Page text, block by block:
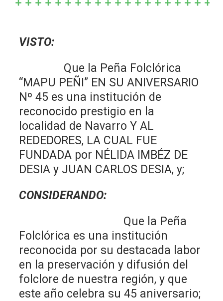
VISTO:
Que la Peña Folclórica
“MAPU PEÑI” EN SU ANIVERSARIO
Nº 45 es una institución de
reconocido prestigio en la
localidad de Navarro Y AL
REDEDORES, LA CUAL FUE
FUNDADA por NÉLIDA IMBÉZ DE
DESIA y JUAN CARLOS DESIA, y;
CONSIDERANDO:
Que la Peña
Folclórica es una institución
reconocida por su destacada labor
en la preservación y difusión del
folclore de nuestra región, y que
este año celebra su 45 aniversario;